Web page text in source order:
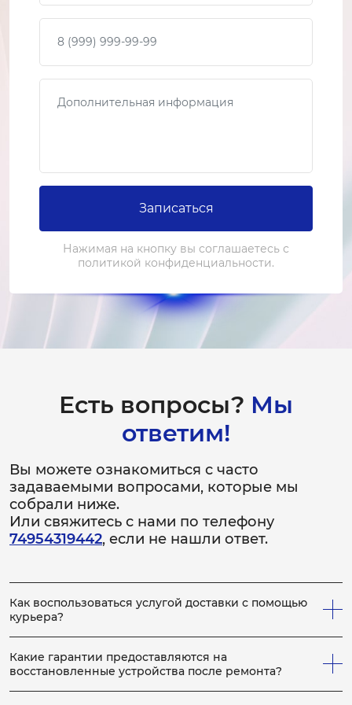
Ваш телефон
Сообщение
Записаться
Нажимая на кнопку вы соглашаетесь с
политикой конфиденциальности.
Есть вопросы? Мы
ответим!
Вы можете ознакомиться с часто
задаваемыми вопросами, которые мы
собрали ниже.
Или свяжитесь с нами по телефону
74954319442, если не нашли ответ.
Как воспользоваться услугой доставки с помощью
курьера?
Всё просто! Если у вас не получается привезти
неисправное устройство в сервис, вы можете заказать
нашего курьера, который заберет устройство на
ремонт, по выполнению которого, доставит устройство
обратно вам. Для этого сообщите менеджеру по
Какие гарантии предоставляются на
восстановленные устройства после ремонта?
На каждое отремонтированное устройство выдается